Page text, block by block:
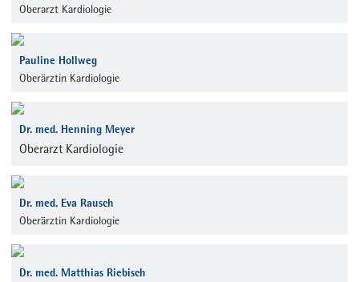
Oberarzt Kardiologie
Pauline Hollweg
Oberärztin Kardiologie
Dr. med. Henning Meyer
Oberarzt Kardiologie
Dr. med. Eva Rausch
Oberärztin Kardiologie
Dr. med. Matthias Riebisch